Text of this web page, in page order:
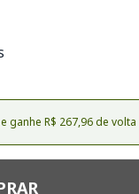
ganhe R$ 267,96 de volta